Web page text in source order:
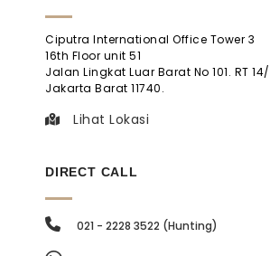
Ciputra International Office Tower 3
16th Floor unit 51
Jalan Lingkat Luar Barat No 101. RT 14/
Jakarta Barat 11740.
Lihat Lokasi
DIRECT CALL
021 - 2228 3522 (Hunting)